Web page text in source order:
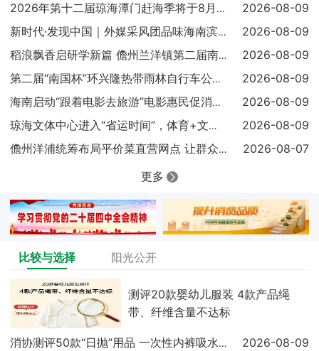
2026年第十二届琼海潭门赶海季将于8月16日启幕，国内外非 2026-08-09
新时代·发现中国｜外媒采风团品味海南滨海城市休闲新风尚 2026-08-09
稻浪飘香启研学新篇 儋州兰洋镇第二届南罗稻田欢乐研学季启动 2026-08-09
第二届“南国杯”环兴隆热带雨林自行车公开赛暨2026骑游大会 2026-08-09
海南启动“跟着电影去旅游”电影惠民促消费活动 2026-08-09
琼海文体中心进入“省运时间”，体育+文化+旅游融合再添新地标 2026-08-09
儋州洋浦统筹布局平价菜直营网点 让群众吃上实惠放心菜
2026-08-07
更多
比较与选择 阳光公开
测评20款婴幼儿服装 4款产品绳
带、纤维含量不达标
消协测评50款“日抛”用品 一次性内裤吸水快慢差近 2026-08-09